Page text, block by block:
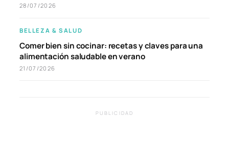
28/07/2026
BELLEZA & SALUD
Comer bien sin cocinar: recetas y claves para una
alimentación saludable en verano
21/07/2026
PUBLICIDAD